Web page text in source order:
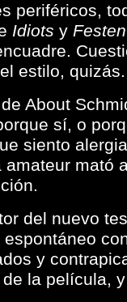
periféricos,
Idiots y Festen
estilo,
About
sí, o
siento
mató
del nuevo
y
la película,